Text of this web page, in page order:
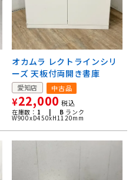
オカムラ レクトラインシリ
ーズ 天板付両開き書庫
愛知店 中古品
¥22,000 税込
在庫数： 1 | B ランク
W900xD450xH1120mm